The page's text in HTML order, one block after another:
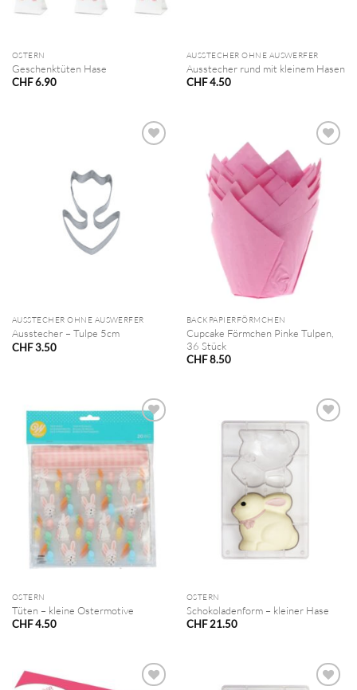
OSTERN
Geschenktüten Hase
CHF6.90
AUSSTECHER OHNE AUSWERFER
Ausstecher rund mit kleinem Hasen
CHF4.50
AUSSTECHER OHNE AUSWERFER
Ausstecher – Tulpe 5cm
CHF3.50
BACKPAPIERFÖRMCHEN
Cupcake Förmchen Pinke Tulpen,
36 Stück
CHF8.50
OSTERN
Tüten – kleine Ostermotive
CHF4.50
OSTERN
Schokoladenform – kleiner Hase
CHF21.50